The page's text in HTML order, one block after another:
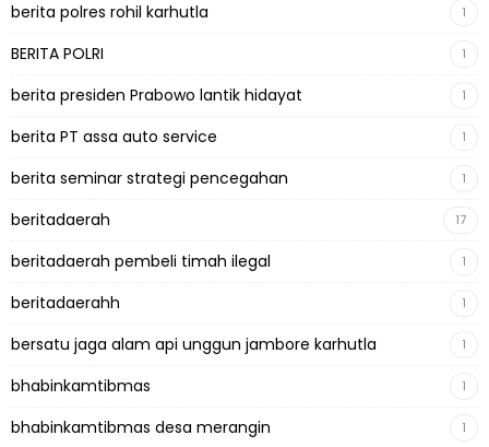
berita polres rohil karhutla 1
BERITA POLRI 1
berita presiden Prabowo lantik hidayat 1
berita PT assa auto service 1
berita seminar strategi pencegahan 1
beritadaerah 17
beritadaerah pembeli timah ilegal 1
beritadaerahh 1
bersatu jaga alam api unggun jambore karhutla 1
bhabinkamtibmas 1
bhabinkamtibmas desa merangin 1